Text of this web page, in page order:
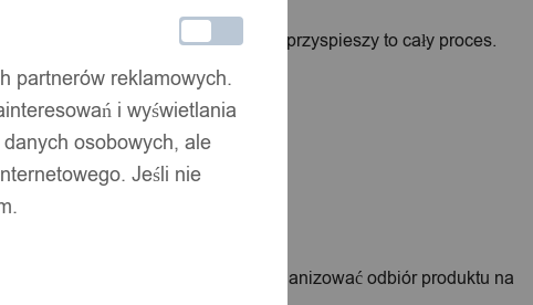
swoje dane kontaktowe. Znacznie przyspieszy to cały proces.
Tobą, aby ustalić szczegóły i zorganizować odbiór produktu na
partnerów reklamowych.
i wyświetlania
osobowych, ale
Jeśli nie